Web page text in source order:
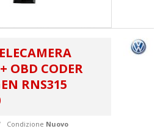
OBD CODER
RNS315
Condizione Nuovo